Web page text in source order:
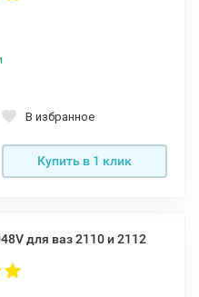
В избранное
Купить в 1 клик
для ваз 2110 и 2112